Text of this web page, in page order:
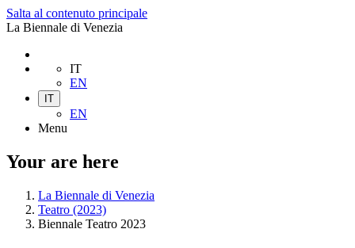
Salta al contenuto principale
La Biennale di Venezia
IT
EN
IT
EN
Menu
Your are here
La Biennale di Venezia
Teatro (2023)
Biennale Teatro 2023